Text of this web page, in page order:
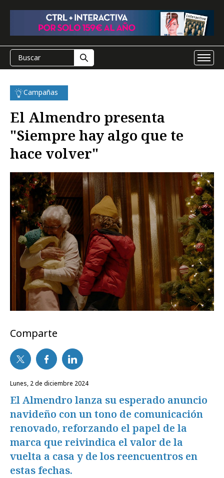
Campañas
El Almendro presenta
"Siempre hay algo que te
hace volver"
Comparte
lunes, 2 de diciembre 2024
El Almendro lanza su esperado anuncio
navideño con un tono de comunicación
renovado, reforzando el papel de la
marca que reivindica el valor de la
vuelta a casa y de los reencuentros en
estas fechas.